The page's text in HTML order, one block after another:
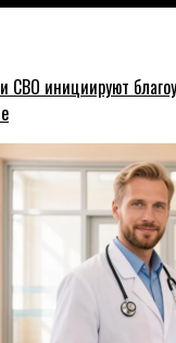
СВО инициируют